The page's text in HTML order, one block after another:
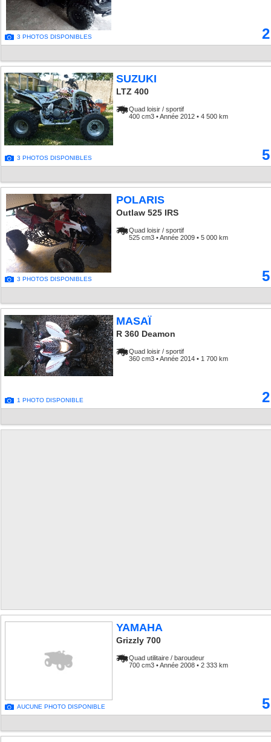
3 PHOTOS DISPONIBLES
3 PHOTOS DISPONIBLES
SUZUKI
LTZ 400
Quad loisir / sportif
400 cm3 • Année 2012 • 4 500 km
3 PHOTOS DISPONIBLES
POLARIS
Outlaw 525 IRS
Quad loisir / sportif
525 cm3 • Année 2009 • 5 000 km
1 PHOTO DISPONIBLE
MASAÏ
R 360 Deamon
Quad loisir / sportif
360 cm3 • Année 2014 • 1 700 km
AUCUNE PHOTO DISPONIBLE
YAMAHA
Grizzly 700
Quad utilitaire / baroudeur
700 cm3 • Année 2008 • 2 333 km